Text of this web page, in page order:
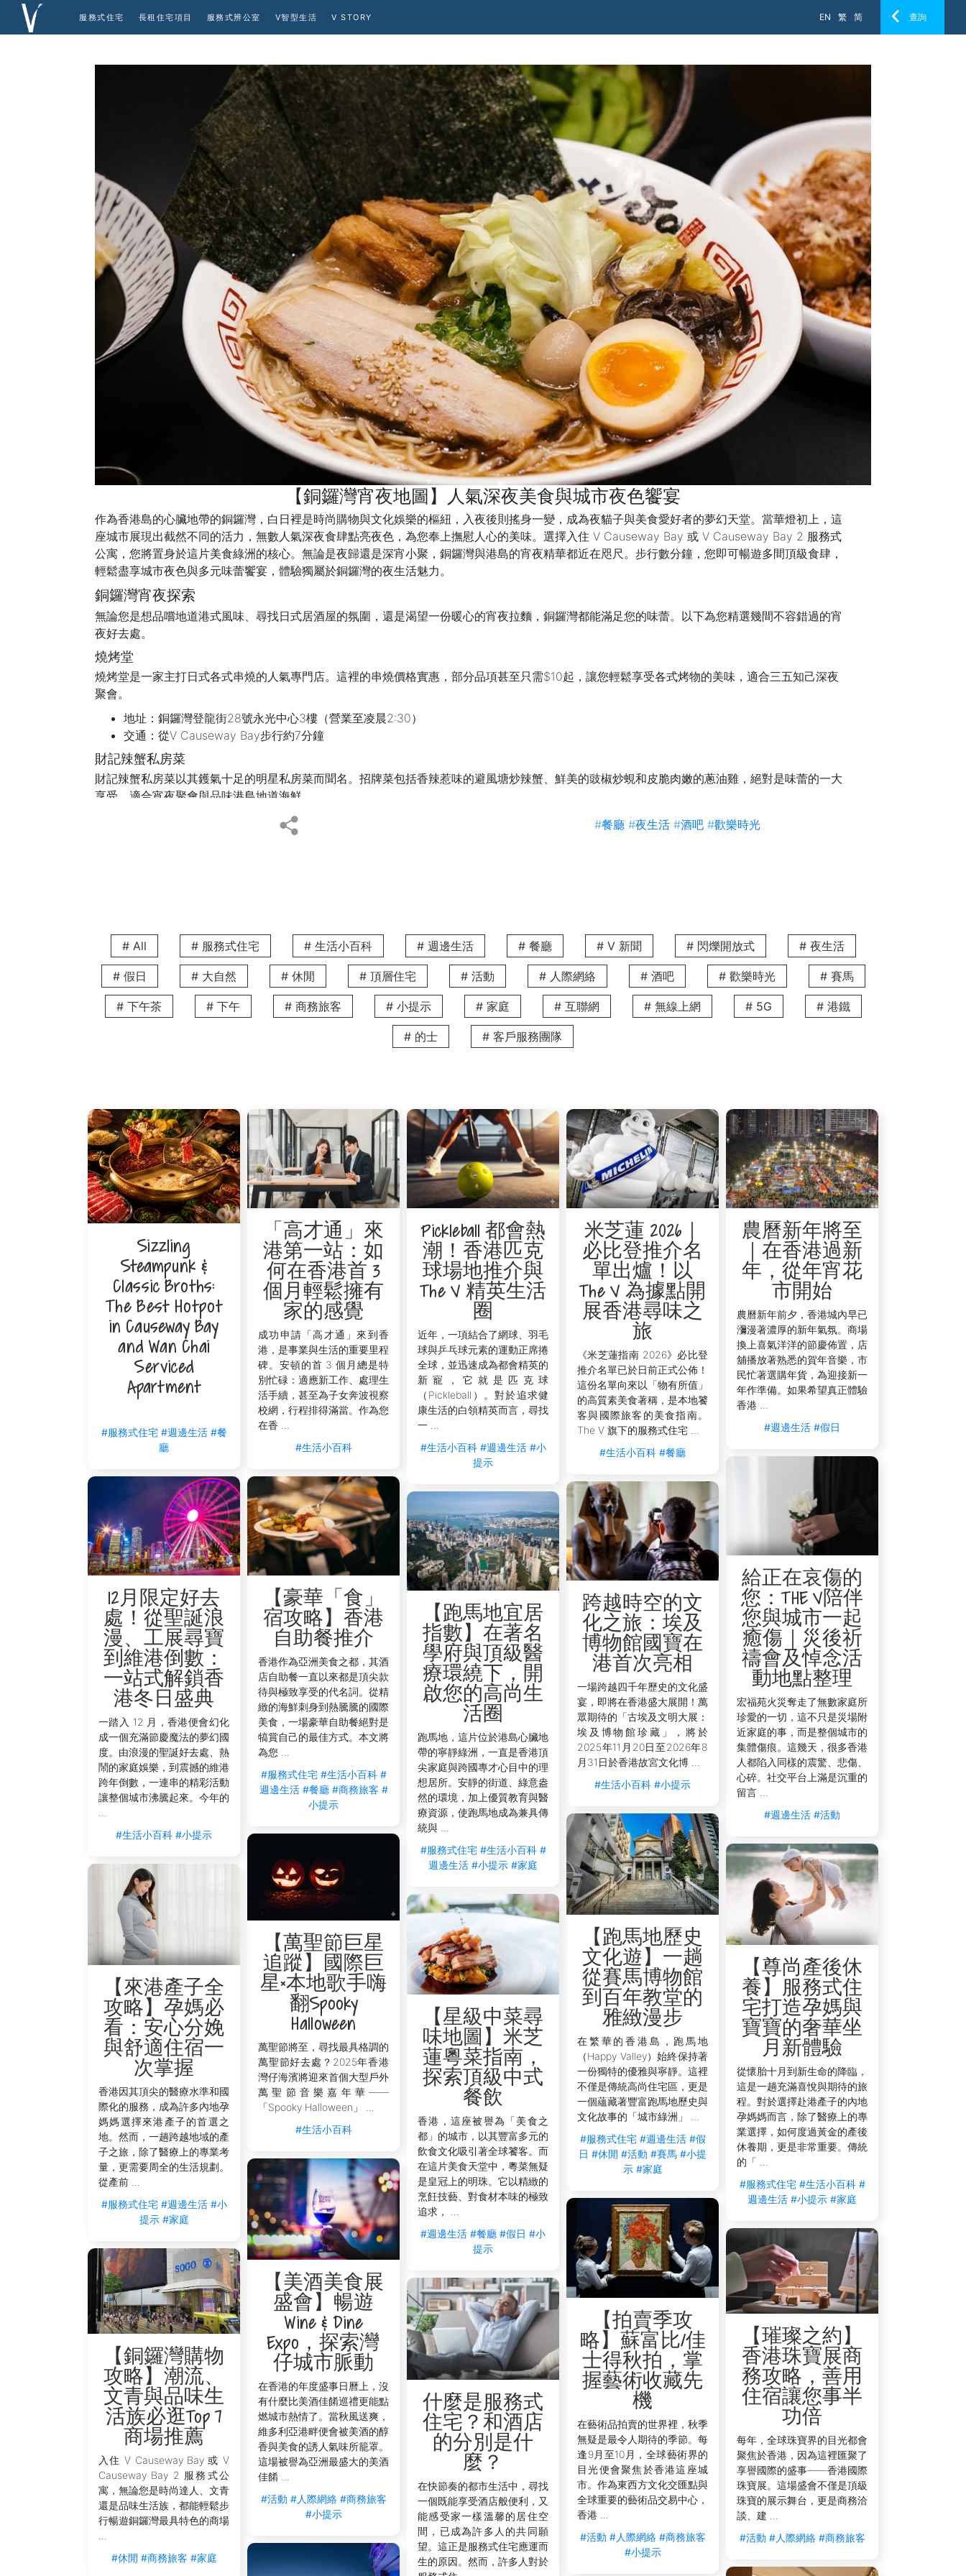
EN 繁 简 查詢
服務式住宅 長租住宅項目 服務式辨公室 V智型生活 V STORY
【銅鑼灣宵夜地圖】人氣深夜美食與城市夜色饗宴
作為香港島的心臟地帶的銅鑼灣，白日裡是時尚購物與文化娛樂的樞紐，入夜後則搖身一變，成為夜貓子與美食愛好者的夢幻天堂。當華燈初上，這
座城市展現出截然不同的活力，無數人氣深夜食肆點亮夜色，為您奉上撫慰人心的美味。選擇入住 V Causeway Bay 或 V Causeway Bay 2 服務式
公寓，您將置身於這片美食綠洲的核心。無論是夜歸還是深宵小聚，銅鑼灣與港島的宵夜精華都近在咫尺。步行數分鐘，您即可暢遊多間頂級食肆，
輕鬆盡享城市夜色與多元味蕾饗宴，體驗獨屬於銅鑼灣的夜生活魅力。
銅鑼灣宵夜探索
無論您是想品嚐地道港式風味、尋找日式居酒屋的氛圍，還是渴望一份暖心的宵夜拉麵，銅鑼灣都能滿足您的味蕾。以下為您精選幾間不容錯過的宵
夜好去處。
燒烤堂
燒烤堂是一家主打日式各式串燒的人氣專門店。這裡的串燒價格實惠，部分品項甚至只需$10起，讓您輕鬆享受各式烤物的美味，適合三五知己深夜
聚會。
地址：銅鑼灣登龍街28號永光中心3樓（營業至凌晨2:30）
交通：從V Causeway Bay步行約7分鐘
財記辣蟹私房菜
財記辣蟹私房菜以其鑊氣十足的明星私房菜而聞名。招牌菜包括香辣惹味的避風塘炒辣蟹、鮮美的豉椒炒蜆和皮脆肉嫩的蔥油雞，絕對是味蕾的一大
享受。適合宵夜聚會與品味港島地道海鮮。
地址：銅鑼灣駱克道447-449號（營業至凌晨3:00）
交通：從V Causeway Bay步行約7分鐘
交通：從V Causeway Bay步行約8分鐘
寶湯，湯頭清新，飽肚又暖胃。
地址：銅鑼灣渣甸街22-24號（營業至凌晨2:00）
交通：V Causeway Bay 2步行約7分鐘
上海香港麵家
上海香港麵家是夜歸族的理想選擇，24小時營業，隨時為您提供暖心的宵夜。這裡的招牌菜有口感豐富的粢飯、香醇的豆漿、湯汁飽滿的小籠包，以
及各式上海麵飯。
地址：銅鑼灣渣甸街29號
交通：V Causeway Bay 2步行約7分鐘
串カツ専門店 (JunG39 JAPAN)
想體驗日式居酒屋氛圍？串カツ専門店提供豐富的大阪炸串選擇，包括頂級的黑毛和牛、爽口的牛腸和香甜的紅薯。這裡的炸串美味酥脆，是佐酒小
酌的好去處。
地址：銅鑼灣軒尼詩道499號永光商業大廈17樓（營業至凌晨4:00）
交通：V Causeway Bay 2步行約10分鐘
入住V Causeway Bay盡享銅鑼灣宵夜魅力：尊貴服務，無限便利
選擇 V Causeway Bay（銅鑼灣怡和街9-15號）或 V Causeway Bay 2（香港銅鑼灣道25號）作為您的下榻之所，不僅是尊尚住宿的象徵，更是開啟
銅鑼灣深夜美食之旅的理想基地。其結合了高端設計與無與倫比的便捷交通，讓您輕鬆穿梭於城中的各類宵夜食肆之間，盡情享受香港頂級的飲食文
化與都會魅力。
V Causeway Bay 卓越的客戶服務，將您的住宿體驗提升至全新境界：
24小時禮賓及保安團隊：隨時為您服務，確保您夜間外出歸來的安全與舒適。
極速Wi-Fi及智能家居控制：讓您在享受美食之餘，也能輕鬆處理事務或享受影音娛樂。
專屬客戶支援熱線：可提供宵夜推薦、交通指引，甚至協助您預訂餐飲，讓您的夜間探索更加無憂。
專人清潔及床單更換服務：確保您夜歸後，能回到一個潔淨舒適的私人空間，享受真正的放鬆。
行李寄存及靈活入住安排：讓您的行程更加彈性，無需擔心深夜抵達或清晨離開的行李問題。
多語言服務團隊：貼心支援，讓您在異地也能暢通無阻地溝通，輕鬆融入本地生活。
入住 V CAUSEWAY BAY V CAUSEWAY BAY 2，無論是商務差旅還是休閒度假，您都能輕鬆步行抵達多間頂級宵夜食肆，從經典潮州粉麵、日式串
燒、上海小吃到港式海鮮，盡情品嚐港島夜色下的多元美食文化。V Causeway Bay 地理位置優越，鄰近購物、娛樂、運動及文化地標，交通便利，
讓您隨時融入城市高端生活圈。選擇V Causeway Bay，每一個夜晚都值得期待，讓您在銅鑼灣獨有的深夜美食與城市活力中，收穫難忘的住宿體
驗。
#餐廳 #夜生活 #酒吧 #歡樂時光
# All # 服務式住宅 # 生活小百科 # 週邊生活 # 餐廳 # V 新聞 # 閃爍開放式 # 夜生活
# 假日 # 大自然 # 休閒 # 頂層住宅 # 活動 # 人際網絡 # 酒吧 # 歡樂時光 # 賽馬
# 下午茶 # 下午 # 商務旅客 # 小提示 # 家庭 # 互聯網 # 無線上網 # 5G # 港鐵
# 的士 # 客戶服務團隊
Sizzling
Steampunk &
Classic Broths:
The Best Hotpot
in Causeway Bay
and Wan Chai
Serviced
Apartment
#服務式住宅 #週邊生活 #餐
廳
「高才通」來
港第一站：如
何在香港首 3
個月輕鬆擁有
家的感覺
成功申請「高才通」來到香
港，是事業與生活的重要里程
碑。安頓的首 3 個月總是特
別忙碌：適應新工作、處理生
活手續，甚至為子女奔波視察
校網，行程排得滿當。作為您
在香 ...
#生活小百科
Pickleball 都會熱
潮！香港匹克
球場地推介與
The V 精英生活
圈
近年，一項結合了網球、羽毛
球與乒乓球元素的運動正席捲
全球，並迅速成為都會精英的
新寵，它就是匹克球
（Pickleball）。對於追求健
康生活的白領精英而言，尋找
一 ...
#生活小百科 #週邊生活 #小
提示
米芝蓮 2026｜
必比登推介名
單出爐！以
The V 為據點開
展香港尋味之
旅
《米芝蓮指南 2026》必比登
推介名單已於日前正式公佈！
這份名單向來以「物有所值」
的高質素美食著稱，是本地饕
客與國際旅客的美食指南。
The V 旗下的服務式住宅 ...
#生活小百科 #餐廳
農曆新年將至
｜在香港過新
年，從年宵花
市開始
農曆新年前夕，香港城內早已
瀰漫著濃厚的新年氣氛。商場
換上喜氣洋洋的節慶佈置，店
舖播放著熟悉的賀年音樂，市
民忙著選購年貨，為迎接新一
年作準備。如果希望真正體驗
香港 ...
#週邊生活 #假日
給正在哀傷的
您：THE V陪伴
您與城市一起
癒傷｜災後祈
禱會及悼念活
動地點整理
宏福苑火災奪走了無數家庭所
珍愛的一切，這不只是災場附
近家庭的事，而是整個城市的
集體傷痕。這幾天，很多香港
人都陷入同樣的震驚、悲傷、
心碎。社交平台上滿是沉重的
留言 ...
#週邊生活 #活動
【豪華「食」
宿攻略】香港
自助餐推介
香港作為亞洲美食之都，其酒
店自助餐一直以來都是頂尖款
待與極致享受的代名詞。從精
緻的海鮮刺身到熱騰騰的國際
美食，一場豪華自助餐絕對是
犒賞自己的最佳方式。本文將
為您 ...
#服務式住宅 #生活小百科 #
週邊生活 #餐廳 #商務旅客 #
小提示
12月限定好去
處！從聖誕浪
漫、工展尋寶
到維港倒數：
一站式解鎖香
港冬日盛典
一踏入 12 月，香港便會幻化
成一個充滿節慶魔法的夢幻國
度。由浪漫的聖誕好去處、熱
鬧的家庭娛樂，到震撼的維港
跨年倒數，一連串的精彩活動
讓整個城市沸騰起來。今年的
#生活小百科 #小提示
跨越時空的文
化之旅：埃及
博物館國寶在
港首次亮相
一場跨越四千年歷史的文化盛
宴，即將在香港盛大展開！萬
眾期待的「古埃及文明大展：
埃及博物館珍藏」，將於
2025年11月20日至2026年8
月31日於香港故宮文化博 ...
#生活小百科 #小提示
【跑馬地宜居
指數】在著名
學府與頂級醫
療環繞下，開
啟您的高尚生
活圈
跑馬地，這片位於港島心臟地
帶的寧靜綠洲，一直是香港頂
尖家庭與跨國專才心目中的理
想居所。安靜的街道、綠意盎
然的環境，加上優質教育與醫
療資源，使跑馬地成為兼具傳
統與 ...
#服務式住宅 #生活小百科 #
週邊生活 #小提示 #家庭
【跑馬地歷史
文化遊】一趟
從賽馬博物館
到百年教堂的
雅緻漫步
在繁華的香港島，跑馬地
（Happy Valley）始終保持著
一份獨特的優雅與寧靜。這裡
不僅是傳統高尚住宅區，更是
一個蘊藏著豐富跑馬地歷史與
文化故事的「城市綠洲」 ...
#服務式住宅 #週邊生活 #假
日 #休閒 #活動 #賽馬 #小提
示 #家庭
【萬聖節巨星
追蹤】國際巨
星×本地歌手嗨
翻Spooky
Halloween
萬聖節將至，尋找最具格調的
萬聖節好去處？2025年香港
灣仔海濱將迎來首個大型戶外
萬聖節音樂嘉年華——
「Spooky Halloween」 ...
#生活小百科
【尊尚產後休
養】服務式住
宅打造孕媽與
寶寶的奢華坐
月新體驗
從懷胎十月到新生命的降臨，
這是一趟充滿喜悅與期待的旅
程。對於選擇赴港產子的內地
孕媽媽而言，除了醫療上的專
業選擇，如何度過黃金的產後
休養期，更是非常重要。傳統
的「 ...
#服務式住宅 #生活小百科 #
週邊生活 #小提示 #家庭
【來港產子全
攻略】孕媽必
看：安心分娩
與舒適住宿一
次掌握
香港因其頂尖的醫療水準和國
際化的服務，成為許多內地孕
媽媽選擇來港產子的首選之
地。然而，一趟跨越地域的產
子之旅，除了醫療上的專業考
量，更需要周全的生活規劃。
從產前 ...
#服務式住宅 #週邊生活 #小
提示 #家庭
【星級中菜尋
味地圖】米芝
蓮粵菜指南，
探索頂級中式
餐飲
香港，這座被譽為「美食之
都」的城市，以其豐富多元的
飲食文化吸引著全球饕客。而
在這片美食天堂中，粵菜無疑
是皇冠上的明珠。它以精緻的
烹飪技藝、對食材本味的極致
追求， ...
#週邊生活 #餐廳 #假日 #小
提示
【美酒美食展
盛會】暢遊
Wine & Dine
Expo，探索灣
仔城市脈動
在香港的年度盛事日曆上，沒
有什麼比美酒佳餚巡禮更能點
燃城市熱情了。當秋風送爽，
維多利亞港畔便會被美酒的醇
香與美食的誘人氣味所籠罩。
這場被譽為亞洲最盛大的美酒
佳餚 ...
#活動 #人際網絡 #商務旅客
#小提示
【拍賣季攻
略】蘇富比/佳
士得秋拍，掌
握藝術收藏先
機
在藝術品拍賣的世界裡，秋季
無疑是最令人期待的季節。每
逢9月至10月，全球藝術界的
目光便會聚焦於香港這座城
市。作為東西方文化交匯點與
全球重要的藝術品交易中心，
香港 ...
#活動 #人際網絡 #商務旅客
#小提示
【璀璨之約】
香港珠寶展商
務攻略，善用
住宿讓您事半
功倍
每年，全球珠寶界的目光都會
聚焦於香港，因為這裡匯聚了
享譽國際的盛事——香港國際
珠寶展。這場盛會不僅是頂級
珠寶的展示舞台，更是商務洽
談、建 ...
#活動 #人際網絡 #商務旅客
【銅鑼灣購物
攻略】潮流、
文青與品味生
活族必逛Top 7
商場推薦
入住 V Causeway Bay 或 V
Causeway Bay 2 服務式公
寓，無論您是時尚達人、文青
還是品味生活族，都能輕鬆步
行暢遊銅鑼灣最具特色的商場
#休閒 #商務旅客 #家庭
什麼是服務式
住宅？和酒店
的分別是什
麼？
在快節奏的都市生活中，尋找
一個既能享受酒店般便利，又
能感受家一樣溫馨的居住空
間，已成為許多人的共同願
望。這正是服務式住宅應運而
生的原因。然而，許多人對於